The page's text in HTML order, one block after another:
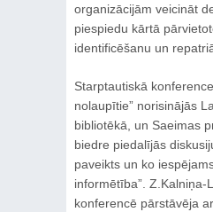
organizācijām veicināt
piespiedu kārtā
identificēšanu un
Starptautiskā
nolaupītie” norisinājās
bibliotēkā, un Saeimas
biedre piedalījās
paveikts un ko
informētība”. Z.Kalniņa-
konferencē pārstāvēja